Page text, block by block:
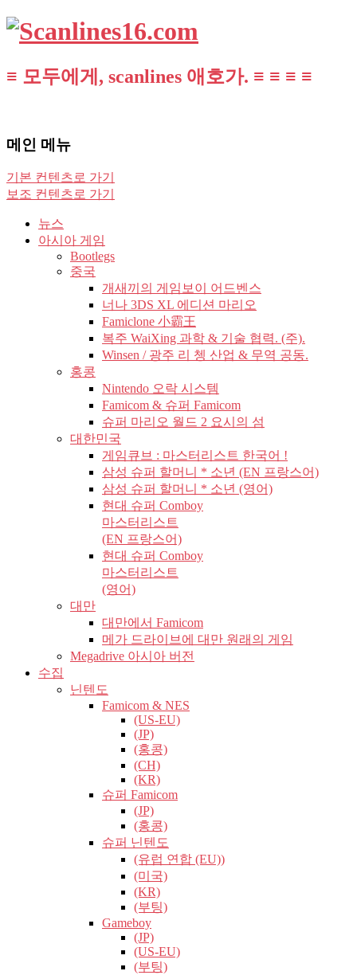
≡ 모두에게, scanlines 애호가. ≡ ≡ ≡ ≡
메인 메뉴
기본 컨텐츠로 가기
보조 컨텐츠로 가기
뉴스
아시아 게임
Bootlegs
중국
개새끼의 게임보이 어드벤스
너나 3DS XL 에디션 마리오
Famiclone 小霸王
복주 WaiXing 과학 & 기술 협력. (주).
Winsen / 광주 리 쳉 산업 & 무역 공동.
홍콩
Nintendo 오락 시스템
Famicom & 슈퍼 Famicom
슈퍼 마리오 월드 2 요시의 섬
대한민국
게임큐브 : 마스터리스트 한국어 !
삼성 슈퍼 할머니 * 소년 (EN 프랑스어)
삼성 슈퍼 할머니 * 소년 (영어)
현대 슈퍼 Comboy
마스터리스트
(EN 프랑스어)
현대 슈퍼 Comboy
마스터리스트
(영어)
대만
대만에서 Famicom
메가 드라이브에 대만 원래의 게임
Megadrive 아시아 버전
수집
닌텐도
Famicom & NES
(US-EU)
(JP)
(홍콩)
(CH)
(KR)
슈퍼 Famicom
(JP)
(홍콩)
슈퍼 닌텐도
(유럽​​ 연합 (EU))
(미국)
(KR)
(부팅)
Gameboy
(JP)
(US-EU)
(부팅)